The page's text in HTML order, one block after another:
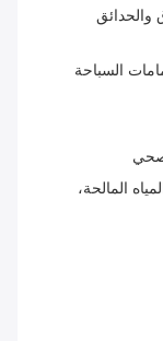
والحدائق
السباحة
المالحة،